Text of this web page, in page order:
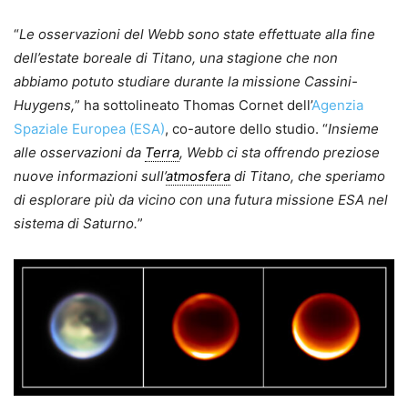
“Le osservazioni del Webb sono state effettuate alla fine
dell’estate boreale di Titano, una stagione che non
abbiamo potuto studiare durante la missione Cassini-
Huygens,” ha sottolineato Thomas Cornet dell’Agenzia
Spaziale Europea (ESA), co-autore dello studio. “Insieme
alle osservazioni da Terra, Webb ci sta offrendo preziose
nuove informazioni sull’atmosfera di Titano, che speriamo
di esplorare più da vicino con una futura missione ESA nel
sistema di Saturno.”